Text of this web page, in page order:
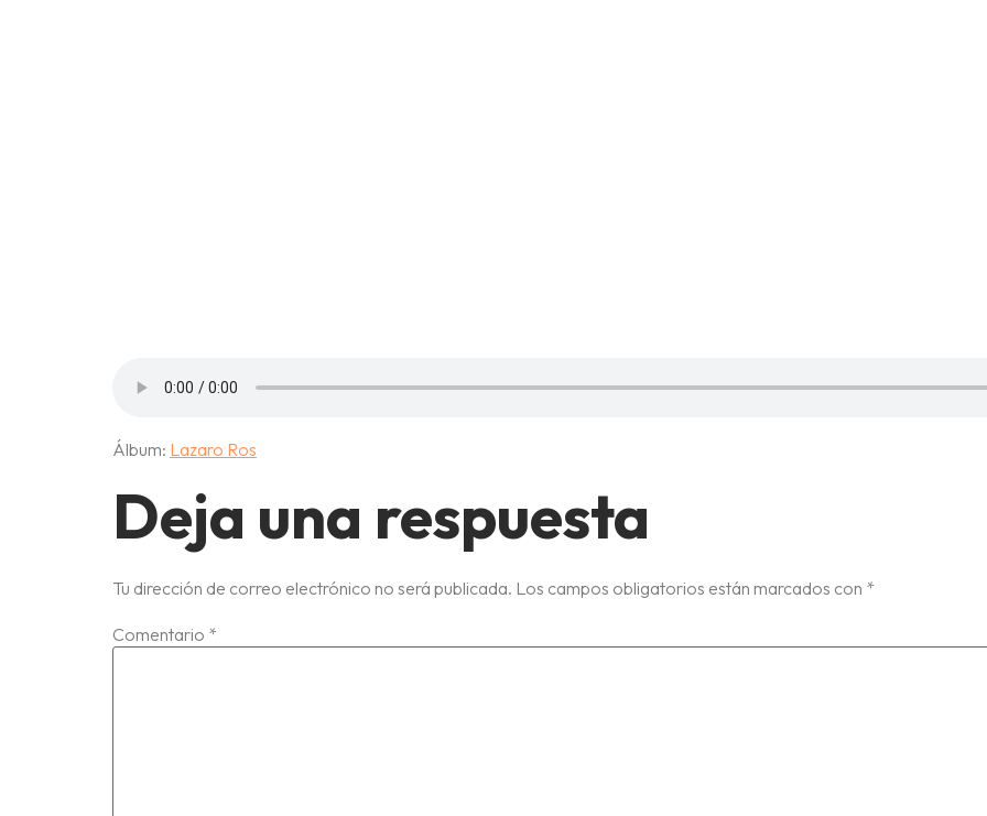
Álbum: Lazaro Ros
Deja una respuesta
Tu dirección de correo electrónico no será publicada. Los campos obligatorios están marcados con *
Comentario *